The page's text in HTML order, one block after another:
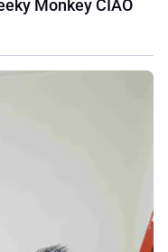
Monkey CIAO